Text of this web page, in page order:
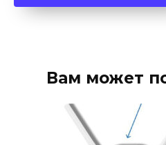
Вам может